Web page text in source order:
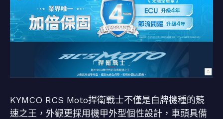
KYMCO RCS Moto捍衛戰士不僅是白牌機種的競
速之王，外觀更採用機甲外型個性設計，車頭具備